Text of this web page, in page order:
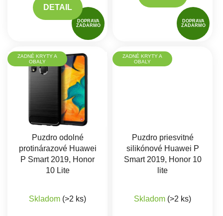
DOPRAVA
ZADARMO
DETAIL
DOPRAVA
ZADARMO
ZADNÉ KRYTY A
OBALY
Puzdro odolné
protinárazové Huawei
P Smart 2019, Honor
10 Lite
Skladom (>2 ks)
ZADNÉ KRYTY A
OBALY
Puzdro priesvitné
silikónové Huawei P
Smart 2019, Honor 10
lite
Skladom (>2 ks)